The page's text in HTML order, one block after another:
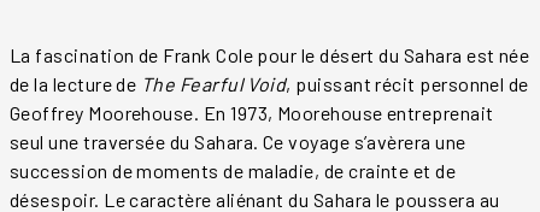
La fascination de Frank Cole pour le désert du Sahara est née
de la lecture de The Fearful Void, puissant récit personnel de
Geoffrey Moorehouse. En 1973, Moorehouse entreprenait
seul une traversée du Sahara. Ce voyage s’avèrera une
succession de moments de maladie, de crainte et de
désespoir. Le caractère aliénant du Sahara le poussera au